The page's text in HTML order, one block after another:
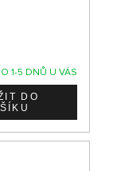
1-5 DNŮ U VÁS